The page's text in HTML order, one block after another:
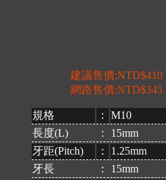
建議售價:NTD$410
網路售價:NTD$345
規格 ：
M10
長度(L)
：
15mm
牙距(Pitch)
：
1.25mm
牙長
：
15mm